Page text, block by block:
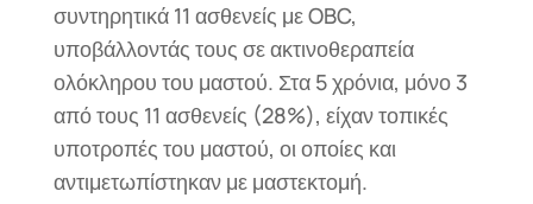
συντηρητικά 11 ασθενείς με OBC,
υποβάλλοντάς τους σε ακτινοθεραπεία
ολόκληρου του μαστού. Στα 5 χρόνια, μόνο 3
από τους 11 ασθενείς (28%), είχαν τοπικές
υποτροπές του μαστού, οι οποίες και
αντιμετωπίστηκαν με μαστεκτομή.